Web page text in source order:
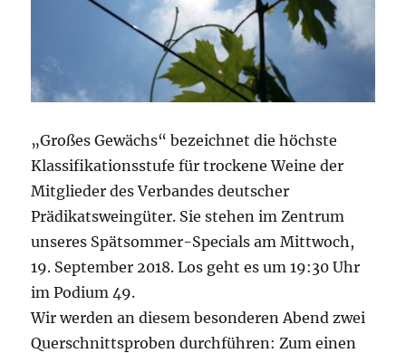
„Großes Gewächs“ bezeichnet die höchste
Klassifikationsstufe für trockene Weine der
Mitglieder des Verbandes deutscher
Prädikatsweingüter. Sie stehen im Zentrum
unseres Spätsommer-Specials am Mittwoch,
19. September 2018. Los geht es um 19:30 Uhr
im Podium 49.
Wir werden an diesem besonderen Abend zwei
Querschnittsproben durchführen: Zum einen